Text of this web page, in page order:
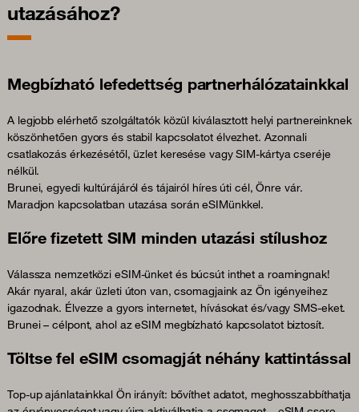
utazásához?
Megbízható lefedettség partnerhálózatainkkal
A legjobb elérhető szolgáltatók közül kiválasztott helyi partnereinknek
köszönhetően gyors és stabil kapcsolatot élvezhet. Azonnali
csatlakozás érkezésétől, üzlet keresése vagy SIM-kártya cseréje
nélkül.
Brunei, egyedi kultúrájáról és tájairól híres úti cél, Önre vár.
Maradjon kapcsolatban utazása során eSIMünkkel.
Előre fizetett SIM minden utazási stílushoz
Válassza nemzetközi eSIM-ünket és búcsút inthet a roamingnak!
Akár nyaral, akár üzleti úton van, csomagjaink az Ön igényeihez
igazodnak. Élvezze a gyors internetet, hívásokat és/vagy SMS-eket.
Brunei – célpont, ahol az eSIM megbízható kapcsolatot biztosít.
Töltse fel eSIM csomagját néhány kattintással
Top-up ajánlatainkkal Ön irányít: bővíthet adatot, meghosszabbíthatja